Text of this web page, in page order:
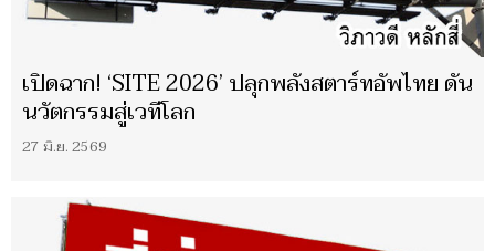
​เปิดฉาก! ‘SITE 2026’ ปลุกพลังสตาร์ทอัพไทย ดัน
นวัตกรรมสู่เวทีโลก
27 มิ.ย. 2569